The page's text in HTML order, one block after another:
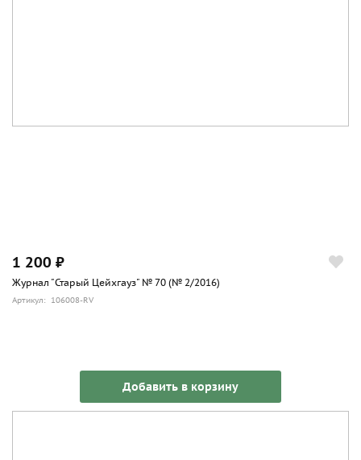
1 200 ₽
Журнал "Старый Цейхгауз" № 70 (№ 2/2016)
Артикул: 106008-RV
Добавить в корзину